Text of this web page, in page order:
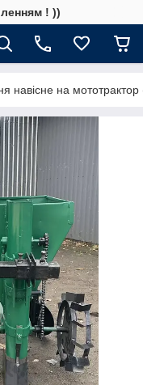
! ))
навісне на мототрактор